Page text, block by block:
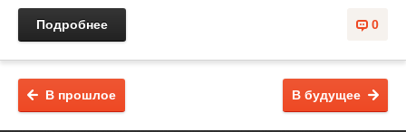
0
Подробнее
В будущее
В прошлое